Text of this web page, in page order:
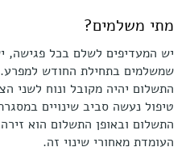
מתי משלמים?
יש המעדיפים לשלם בכל פגישה,
שמשלמים בתחילת החודש
התשלום יהיה מקובל ונוח לשני
טיפול נעשה סביב שינויים
התשלום ובאופן התשלום הוא
העומדת מאחורי שינוי זה.